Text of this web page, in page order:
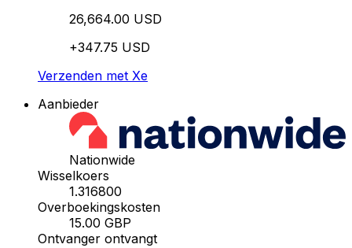
26,664.00 USD
+347.75 USD
Verzenden met Xe
Aanbieder
Nationwide
Wisselkoers
1.316800
Overboekingskosten
15.00 GBP
Ontvanger ontvangt